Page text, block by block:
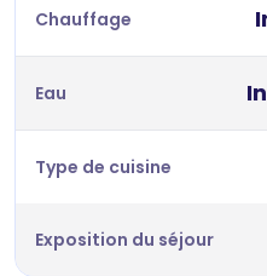
Chauffage
Eau
Type de cuisine
Exposition du séjour